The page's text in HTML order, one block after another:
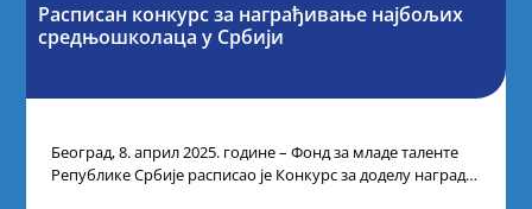
Расписан конкурс за награђивање најбољих
средњошколаца у Србији
Београд, 8. април 2025. године – Фонд за младе таленте
Републике Србије расписао је Конкурс за доделу награда